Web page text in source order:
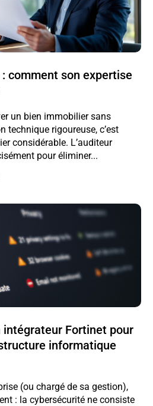
comment son expertise
un bien immobilier sans
technique rigoureuse, c’est
considérable. L’auditeur
pour éliminer...
intégrateur Fortinet pour
informatique
(ou chargé de sa gestion),
: la cybersécurité ne consiste